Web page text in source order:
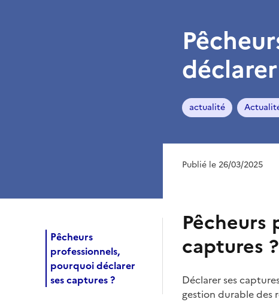
Pêcheurs
professionnels,
pourquoi déclarer
ses captures ?
actualité
Publié le 26/03/2025
Pêcheurs
captures ?
Déclarer ses
gestion durable des